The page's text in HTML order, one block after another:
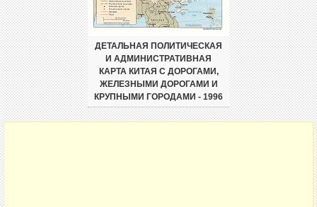
ДЕТАЛЬНАЯ ПОЛИТИЧЕСКАЯ
И АДМИНИСТРАТИВНАЯ
КАРТА КИТАЯ С ДОРОГАМИ,
ЖЕЛЕЗНЫМИ ДОРОГАМИ И
КРУПНЫМИ ГОРОДАМИ - 1996